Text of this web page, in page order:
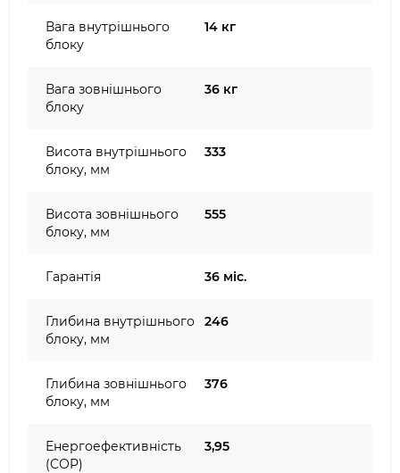
Вага внутрішнього
блоку
14 кг
Вага зовнішнього
блоку
36 кг
Висота внутрішнього
блоку, мм
333
Висота зовнішнього
блоку, мм
555
Гарантія 36 міс.
Глибина внутрішнього
блоку, мм
246
Глибина зовнішнього
блоку, мм
376
Енергоефективність
(COP)
3,95